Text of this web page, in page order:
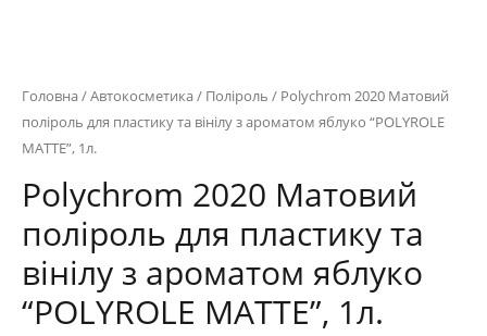
Головна/Автокосметика/ Поліроль / Polychrom 2020 Матовий
поліроль для пластику та вінілу з ароматом яблуко “POLYROLE
MATTE”, 1л.
Polychrom 2020 Матовий
поліроль для пластику та
вінілу з ароматом яблуко
“POLYROLE MATTE”, 1л.